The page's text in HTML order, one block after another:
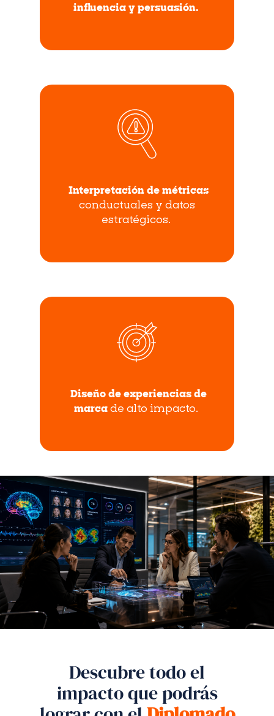
influencia y persuasión.
Interpretación de métricas
conductuales y datos
estratégicos.
Diseño de experiencias de
marca de alto impacto.
Descubre todo el
impacto que podrás